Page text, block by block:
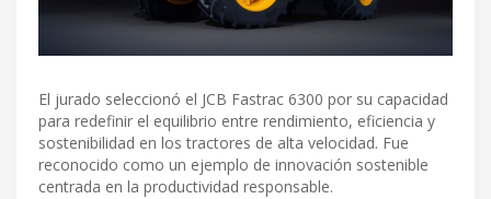
El jurado seleccionó el JCB Fastrac 6300 por su capacidad
para redefinir el equilibrio entre rendimiento, eficiencia y
sostenibilidad en los tractores de alta velocidad. Fue
reconocido como un ejemplo de innovación sostenible
centrada en la productividad responsable.